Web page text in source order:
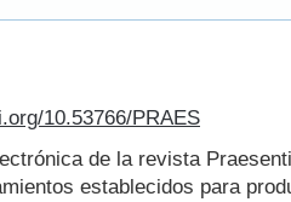
10.53766/PRAES
de la revista
establecidos para